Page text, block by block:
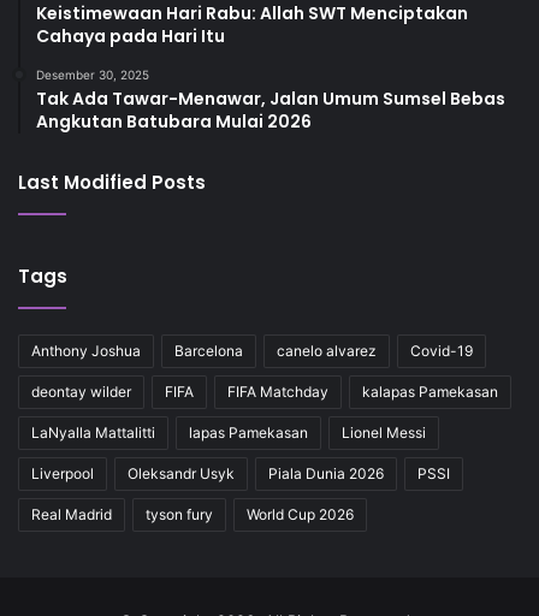
Keistimewaan Hari Rabu: Allah SWT Menciptakan
Cahaya pada Hari Itu
Desember 30, 2025
Tak Ada Tawar-Menawar, Jalan Umum Sumsel Bebas
Angkutan Batubara Mulai 2026
Last Modified Posts
Tags
Anthony Joshua Barcelona canelo alvarez Covid-19
deontay wilder FIFA FIFA Matchday kalapas Pamekasan
LaNyalla Mattalitti lapas Pamekasan Lionel Messi
Liverpool Oleksandr Usyk Piala Dunia 2026 PSSI
Real Madrid tyson fury World Cup 2026